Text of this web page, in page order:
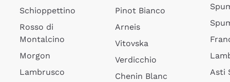
Schioppettino
Rosso di
Montalcino
Morgon
Lambrusco
Pinot Bianco
Arneis
Vitovska
Verdicchio
Chenin Blanc
Asti